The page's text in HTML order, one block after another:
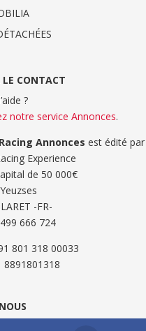
LE CONTACT
?
notre service Annonces.
Annonces est édité par
Experience
de 50 000€
-FR-
666 724‬
801 318 00033
8891801318